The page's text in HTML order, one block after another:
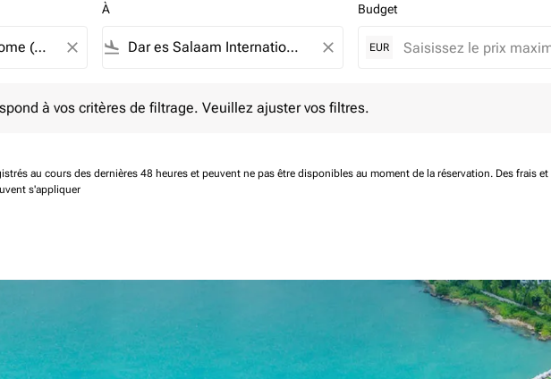
close
À
flight_land close
Budget
EUR
à vos critères de filtrage. Veuillez ajuster vos filtres.
au cours des dernières 48 heures et peuvent ne pas être disponibles au moment de la réservation. Des frais
s'appliquer